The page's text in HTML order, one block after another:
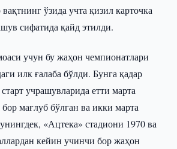
ўзида учта қизил карточка
сифатида қайд этилди.
учун бу жаҳон чемпионатлари
илк ғалаба бўлди. Бунга қадар
учрашувларида етти марта
мағлуб бўлган ва икки марта
«Ацтека» стадиони 1970 ва
кейин учинчи бор жаҳон